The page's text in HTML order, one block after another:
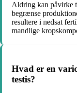
Aldring kan påvirke
begrænse
resultere i nedsat
mandlige
Hvad er en
testis?